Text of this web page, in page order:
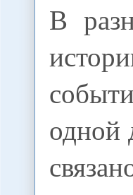
В
одной